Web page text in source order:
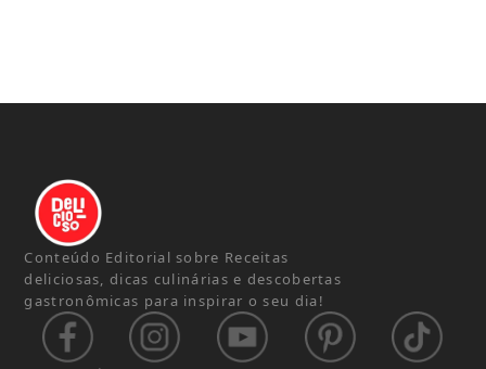
Conteúdo Editorial sobre Receitas
deliciosas, dicas culinárias e descobertas
gastronômicas para inspirar o seu dia!